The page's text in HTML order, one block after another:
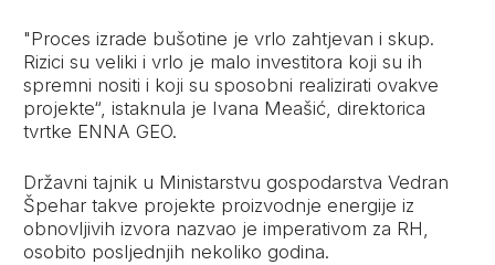
"Proces izrade bušotine je vrlo zahtjevan i skup.
Rizici su veliki i vrlo je malo investitora koji su ih
spremni nositi i koji su sposobni realizirati ovakve
projekte“, istaknula je Ivana Meašić, direktorica
tvrtke ENNA GEO.
Državni tajnik u Ministarstvu gospodarstva Vedran
Špehar takve projekte proizvodnje energije iz
obnovljivih izvora nazvao je imperativom za RH,
osobito posljednjih nekoliko godina.